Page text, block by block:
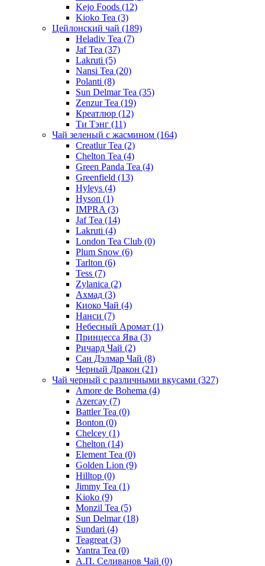
Kejo Foods (12)
Kioko Tea (3)
Цейлонский чай (189)
Heladiv Tea (7)
Jaf Tea (37)
Lakruti (5)
Nansi Tea (20)
Polanti (8)
Sun Delmar Tea (35)
Zenzur Tea (19)
Креатлюр (12)
Ти Тэнг (11)
Чай зеленый с жасмином (164)
Creatlur Tea (2)
Chelton Tea (4)
Green Panda Tea (4)
Greenfield (13)
Hyleys (4)
Hyson (1)
IMPRA (3)
Jaf Tea (14)
Lakruti (4)
London Tea Club (0)
Plum Snow (6)
Tarlton (6)
Tess (7)
Zylanica (2)
Ахмад (3)
Киоко Чай (4)
Нанси (7)
Небесный Аромат (1)
Принцесса Ява (3)
Ричард Чай (2)
Сан Дэлмар Чай (8)
Черный Дракон (21)
Чай черный с различными вкусами (327)
Amore de Bohema (4)
Azercay (7)
Battler Tea (0)
Bonton (0)
Chelcey (1)
Chelton (14)
Element Tea (0)
Golden Lion (9)
Hilltop (0)
Jimmy Tea (1)
Kioko (9)
Monzil Tea (5)
Sun Delmar(18)
Sundari (4)
Teagreat (3)
Yantra Tea (0)
А.П. Селиванов Чай (0)